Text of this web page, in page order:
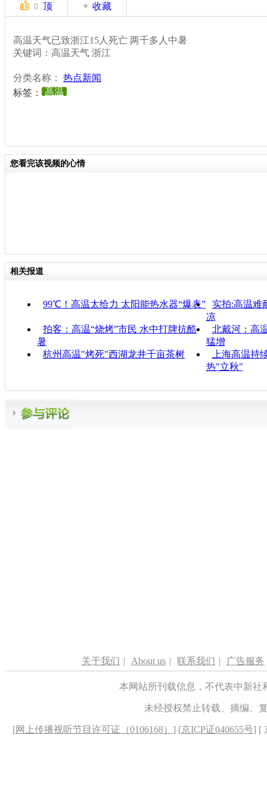
0 顶 收藏
高温天气已致浙江15人死亡 两千多人中暑
关键词：高温天气 浙江
分类名称： 热点新闻
标签：
高温
您看完该视频的心情
相关报道
99℃！高温太给力 太阳能热水器“爆表”
实拍:高温难
凉
拍客：高温“烧烤”市民 水中打牌抗酷
暑
北戴河：高
猛增
杭州高温"烤死"西湖龙井千亩茶树
上海高温持
热"立秋"
关于我们 | About us | 联系我们 | 广告服务
本网站所刊载信息，不代表中新
未经授权禁止转载、摘编、
[网上传播视听节目许可证（0106168） ] [京ICP证040655号] [